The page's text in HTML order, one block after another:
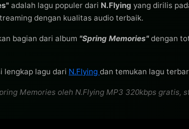
adalah lagu populer dari N.Flying yang dirilis
dengan kualitas audio terbaik.
bagian dari album "Spring Memories"dengan
lengkap lagu dari N.Flying dan temukan lagu
Memories oleh N.Flying MP3 320kbps